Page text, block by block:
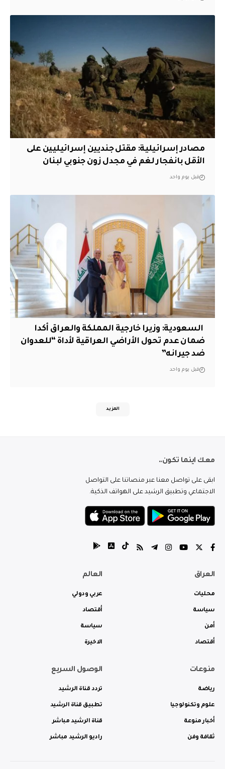
مصادر إسرائيلية: مقتل جنديين إسرائيليين على
الأقل بانفجار لغم في مجدل زون جنوبي لبنان
قبل يوم واحد
‏ السعودية: وزيرا خارجية المملكة والعراق أكدا
ضمان عدم تحول الأراضي العراقية لأداة “للعدوان
ضد جيرانه”
قبل يوم واحد
المزيد
معك اينما تكون..
ابقى على تواصل معنا عبر منصاتنا على التواصل
الاجتماعي وتطبيق الرشيد على الهواتف الذكية.
العراق
محليات
سياسة
أمن
أقتصاد
العالم
عربي ودولي
أقتصاد
سياسة
الاخيرة
منوعات
رياضة
علوم وتكنولوجيا
أخبار منوعة
ثقافة وفن
الوصول السريع
تردد قناة الرشيد
تطبيق قناة الرشيد
قناة الرشيد مباشر
راديو الرشيد مباشر